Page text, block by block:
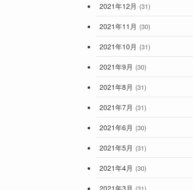
2021年12月 (31)
2021年11月 (30)
2021年10月 (31)
2021年9月 (30)
2021年8月 (31)
2021年7月 (31)
2021年6月 (30)
2021年5月 (31)
2021年4月 (30)
2021年3月 (31)